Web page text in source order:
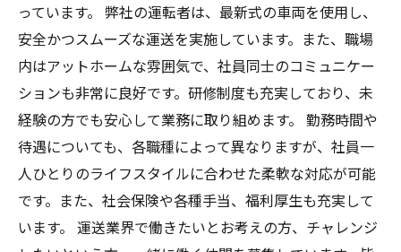
っています。 弊社の運転者は、最新式の車両を使用し、
安全かつスムーズな運送を実施しています。また、職場
内はアットホームな雰囲気で、社員同士のコミュニケー
ションも非常に良好です。研修制度も充実しており、未
経験の方でも安心して業務に取り組めます。 勤務時間や
待遇についても、各職種によって異なりますが、社員一
人ひとりのライフスタイルに合わせた柔軟な対応が可能
です。また、社会保険や各種手当、福利厚生も充実して
います。 運送業界で働きたいとお考えの方、チャレンジ